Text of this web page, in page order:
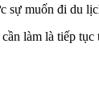
sự muốn đi du
làm là tiếp